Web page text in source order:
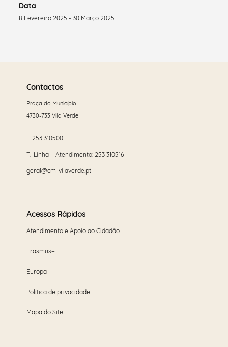
Data
8 Fevereiro 2025 - 30 Março 2025
maisContactos
Praça do Município
4730-733 Vila Verde
T. 253 310500
T. Linha + Atendimento: 253 310516
geral@cm-vilaverde.pt
Acessos Rápidos
Atendimento e Apoio ao Cidadão
Erasmus+
Europa
Política de privacidade
Mapa do Site